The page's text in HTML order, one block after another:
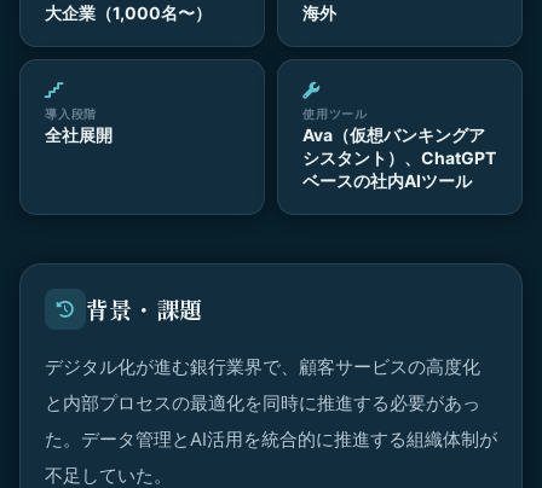
大企業（1,000名〜） 海外
導入段階
全社展開
使用ツール
Ava（仮想バンキングア
シスタント）、ChatGPT
ベースの社内AIツール
背景・課題
デジタル化が進む銀行業界で、顧客サービスの高度化
と内部プロセスの最適化を同時に推進する必要があっ
た。データ管理とAI活用を統合的に推進する組織体制が
不足していた。